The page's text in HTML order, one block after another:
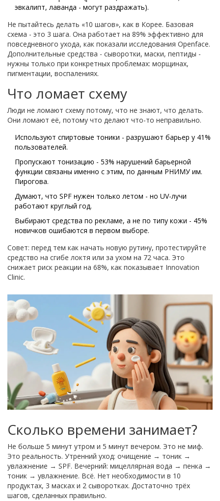
эвкалипт, лаванда - могут раздражать).
Не пытайтесь делать «10 шагов», как в Корее. Базовая
схема - это 3 шага. Она работает на 89% эффективно для
повседневного ухода, как показали исследования Openface.
Дополнительные средства - сыворотки, маски, пептиды -
нужны только при конкретных проблемах: морщинах,
пигментации, воспалениях.
Что ломает схему
Люди не ломают схему потому, что не знают, что делать.
Они ломают её, потому что делают что-то неправильно.
Используют спиртовые тоники - разрушают барьер у 41%
пользователей.
Пропускают тонизацию - 53% нарушений барьерной
функции связаны именно с этим, по данным РНИМУ им.
Пирогова.
Думают, что SPF нужен только летом - но UV-лучи
работают круглый год.
Выбирают средства по рекламе, а не по типу кожи - 45%
новичков ошибаются в первом выборе.
Совет: перед тем как начать новую рутину, протестируйте
средство на сгибе локтя или за ухом на 72 часа. Это
снижает риск реакции на 68%, как показывает Innovation
Clinic.
Сколько времени занимает?
Не больше 5 минут утром и 5 минут вечером. Это не миф.
Это реальность. Утренний уход: очищение → тоник →
увлажнение → SPF. Вечерний: мицеллярная вода → пенка →
тоник → увлажнение. Всё. Нет необходимости в 10
продуктах, 3 масках и 2 сыворотках. Достаточно трёх
шагов, сделанных правильно.